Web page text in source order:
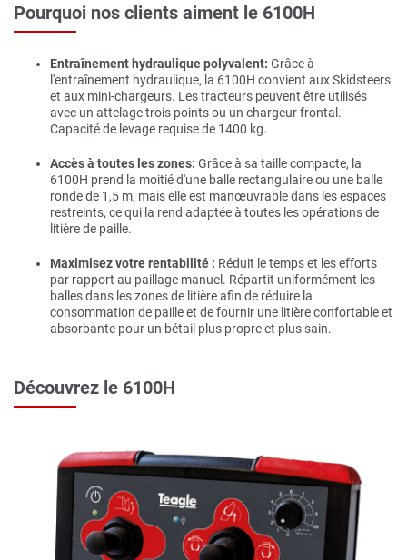
Pourquoi nos clients aiment le 6100H
Entraînement hydraulique polyvalent: Grâce à
l'entraînement hydraulique, la 6100H convient aux Skidsteers
et aux mini-chargeurs. Les tracteurs peuvent être utilisés
avec un attelage trois points ou un chargeur frontal.
Capacité de levage requise de 1400 kg.
Accès à toutes les zones: Grâce à sa taille compacte, la
6100H prend la moitié d'une balle rectangulaire ou une balle
ronde de 1,5 m, mais elle est manœuvrable dans les espaces
restreints, ce qui la rend adaptée à toutes les opérations de
litière de paille.
Maximisez votre rentabilité : Réduit le temps et les efforts
par rapport au paillage manuel. Répartit uniformément les
balles dans les zones de litière afin de réduire la
consommation de paille et de fournir une litière confortable et
absorbante pour un bétail plus propre et plus sain.
Découvrez le 6100H